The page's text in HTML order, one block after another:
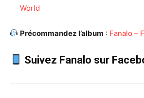
World
Précommandez l’album : Fanalo –
Suivez Fanalo sur